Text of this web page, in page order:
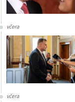
včera
včera